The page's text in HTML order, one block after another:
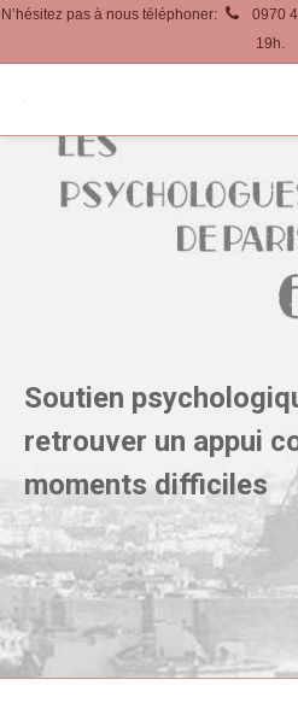
N’hésitez pas à nous téléphoner:
0970
19h.
Soutien
retrouver un appui
moments difficiles